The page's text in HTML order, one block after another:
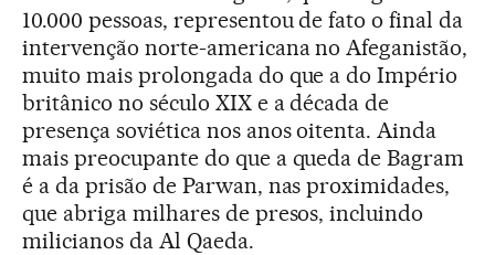
10.000 pessoas, representou de fato o final da
intervenção norte-americana no Afeganistão,
muito mais prolongada do que a do Império
britânico no século XIX e a década de
presença soviética nos anos oitenta. Ainda
mais preocupante do que a queda de Bagram
é a da prisão de Parwan, nas proximidades,
que abriga milhares de presos, incluindo
milicianos da Al Qaeda.